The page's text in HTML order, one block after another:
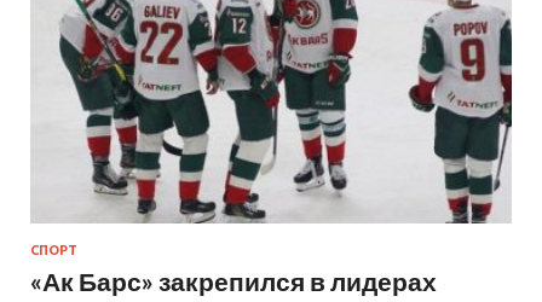
СПОРТ
«Ак Барс» закрепился в лидерах